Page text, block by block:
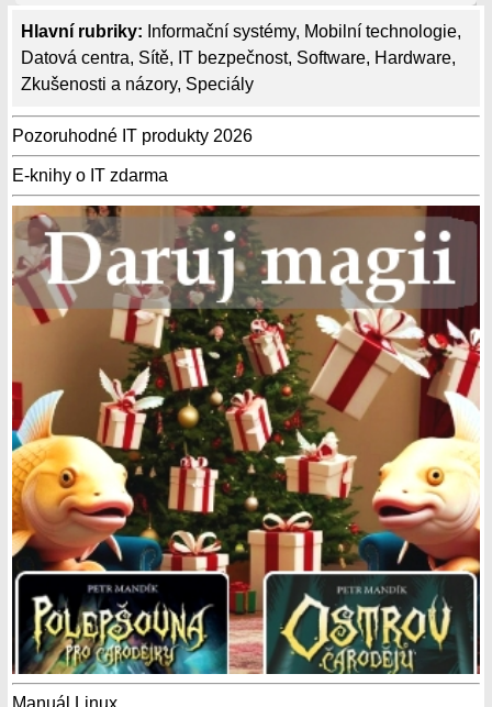
Hlavní rubriky: Informační systémy, Mobilní technologie,
Datová centra, Sítě, IT bezpečnost, Software, Hardware,
Zkušenosti a názory, Speciály
Pozoruhodné IT produkty 2026
E-knihy o IT zdarma
Manuál Linux